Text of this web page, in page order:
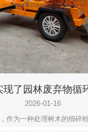
现了园林废弃物循
2026-01-16
作为一种处理树木的细碎